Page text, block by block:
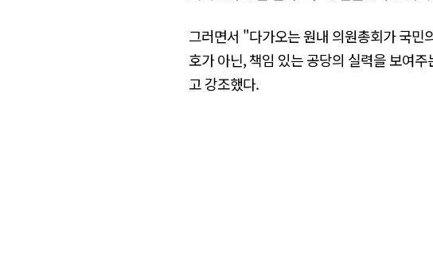
그러면서 "다가오는 원내 의원총회가 국
호가 아닌, 책임 있는 공당의 실력을 보여
고 강조했다.